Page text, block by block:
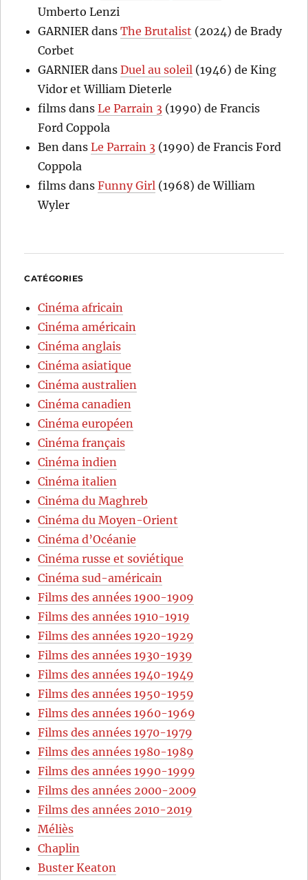
Umberto Lenzi
GARNIER dansThe Brutalist (2024) de Brady
Corbet
GARNIER dansDuel au soleil (1946) de King
Vidor et William Dieterle
films dansLe Parrain 3 (1990) de Francis
Ford Coppola
Ben dansLe Parrain 3 (1990) de Francis Ford
Coppola
films dansFunny Girl (1968) de William
Wyler
CATÉGORIES
Cinéma africain
Cinéma américain
Cinéma anglais
Cinéma asiatique
Cinéma australien
Cinéma canadien
Cinéma européen
Cinéma français
Cinéma indien
Cinéma italien
Cinéma du Maghreb
Cinéma du Moyen-Orient
Cinéma d’Océanie
Cinéma russe et soviétique
Cinéma sud-américain
Films des années 1900-1909
Films des années 1910-1919
Films des années 1920-1929
Films des années 1930-1939
Films des années 1940-1949
Films des années 1950-1959
Films des années 1960-1969
Films des années 1970-1979
Films des années 1980-1989
Films des années 1990-1999
Films des années 2000-2009
Films des années 2010-2019
Méliès
Chaplin
Buster Keaton